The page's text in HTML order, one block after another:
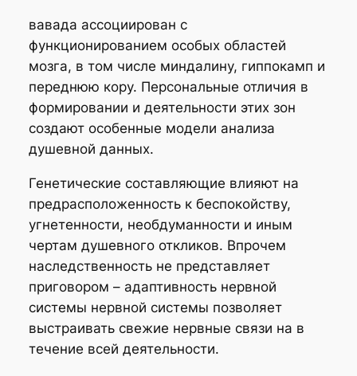
вавада ассоциирован с
функционированием особых областей
мозга, в том числе миндалину, гиппокамп и
переднюю кору. Персональные отличия в
формировании и деятельности этих зон
создают особенные модели анализа
душевной данных.
Генетические составляющие влияют на
предрасположенность к беспокойству,
угнетенности, необдуманности и иным
чертам душевного откликов. Впрочем
наследственность не представляет
приговором – адаптивность нервной
системы нервной системы позволяет
выстраивать свежие нервные связи на в
течение всей деятельности.